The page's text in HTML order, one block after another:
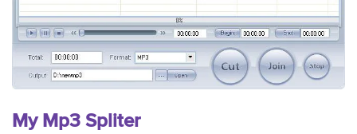
My Mp3 Spliter